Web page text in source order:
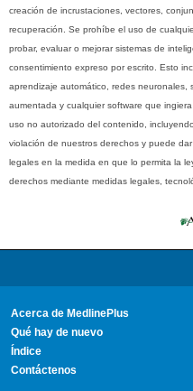
creación de incrustaciones, vectores,
recuperación. Se prohíbe el uso de
probar, evaluar o mejorar sistemas de
consentimiento expreso por escrito. Esto
aprendizaje automático, redes neuronales,
aumentada y cualquier software que
uso no autorizado del contenido,
violación de nuestros derechos y puede
legales en la medida en que lo permita la
derechos mediante medidas legales,
Acerca de MedlinePlus
Qué hay de nuevo
Índice
Contáctenos